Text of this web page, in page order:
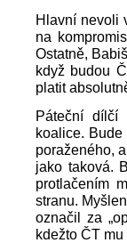
Hlavní nevoli
na
Ostatně,
když budou
platit
Páteční dílčí
koalice.
poraženého,
jako taková.
protlačením
stranu.
označil za
kdežto ČT